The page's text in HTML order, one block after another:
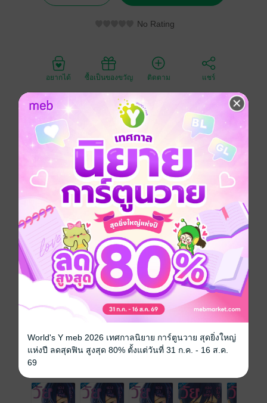
No Rating
อยากได้ ซื้อเป็นของขวัญ ติดตาม แชร์
ฮิบารืเป็นเด็กนักเรียนม.ปลายเธอกำลังคบหากับอ.อาโออิ
อยู่…!? แน่นอนว่าต้องปิดเป็นความลับสุดยอด......แต่ว่าจะ
ส่งเมล โทรหา หรือไปเดทก็ไม่ได้....
"จะไม่ทำเรื่องที่สมกับเป็นคนรักกันทั้งนั้น" นั่นคือกฎที่ทั้งคู่
ตกลงกันไว้แม้จะทำไปเพื่อปกป้อง "ความรัก" แต่ว่า
......อาจารย์หน้าแดงๆ รึเปล่า?? ใดล้ถึงขีดจำกัด...แห่ง
ความท้าทายศีลธรรมที่หิ่นเหม่อแล้ว!? ความรักกับอาจารย์
ชีวะผู้มุ่งมั่นที่ทำให้หัวใจตึกตักได้ทุกวัน♥เปิดฉากขึ้นแล้ว
ซีรีส์ วัยว้าวุ่นของอาจารย์อาโออิ (รายตอน)
ประเภทไฟล์
วันที่วางขาย 27 กรกฎาคม 2561
ความยาว 42 หน้า
ราคาปก 20 บาท (ประหยัด 50%)
เล่มอื่นๆ ในซีรีส์
World's Y meb 2026 เทศกาลนิยาย การ์ตูนวาย สุดยิ่งใหญ่
แห่งปี ลดสุดฟิน สูงสุด 80% ตั้งแต่วันที่ 31 ก.ค. - 16 ส.ค.
69